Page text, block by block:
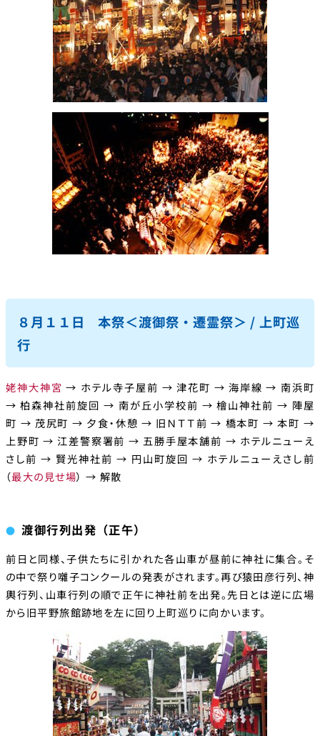
８月１１日 本祭＜渡御祭・遷霊祭＞ / 上町巡
行
姥神大神宮 → ホテル寺子屋前 → 津花町 → 海岸線 → 南浜町
→ 柏森神社前旋回 → 南が丘小学校前 → 檜山神社前 → 陣屋
町 → 茂尻町 → 夕食・休憩 → 旧ＮＴＴ前 → 橋本町 → 本町 →
上野町 → 江差警察署前 → 五勝手屋本舗前 → ホテルニューえ
さし前 → 賢光神社前 → 円山町旋回 → ホテルニューえさし前
（最大の見せ場） → 解散
渡御行列出発（正午）
前日と同様、子供たちに引かれた各山車が昼前に神社に集合。そ
の中で祭り囃子コンクールの発表がされます。再び猿田彦行列、神
輿行列、山車行列の順で正午に神社前を出発。先日とは逆に広場
から旧平野旅館跡地を左に回り上町巡りに向かいます。